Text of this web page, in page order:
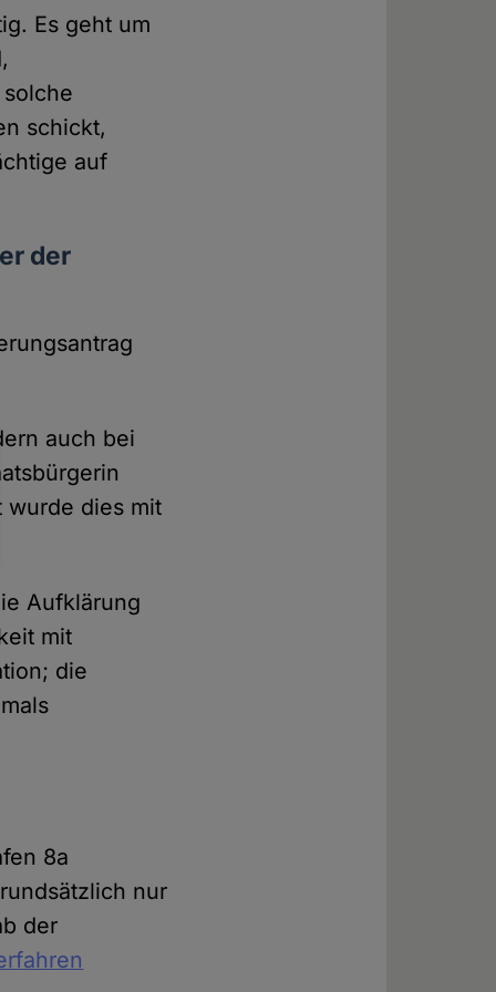
Es geht um
schickt,
auf
der
auch bei
wurde dies mit
Aufklärung
mit
die
8a
nur
der